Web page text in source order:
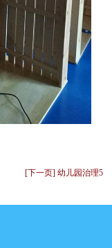
[下一页] 幼儿园治理5